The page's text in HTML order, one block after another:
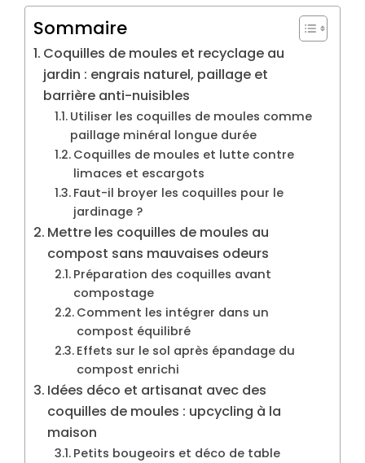
Sommaire
Coquilles de moules et recyclage au
jardin : engrais naturel, paillage et
barrière anti-nuisibles
Utiliser les coquilles de moules comme
paillage minéral longue durée
Coquilles de moules et lutte contre
limaces et escargots
Faut-il broyer les coquilles pour le
jardinage ?
Mettre les coquilles de moules au
compost sans mauvaises odeurs
Préparation des coquilles avant
compostage
Comment les intégrer dans un
compost équilibré
Effets sur le sol après épandage du
compost enrichi
Idées déco et artisanat avec des
coquilles de moules : upcycling à la
maison
Petits bougeoirs et déco de table